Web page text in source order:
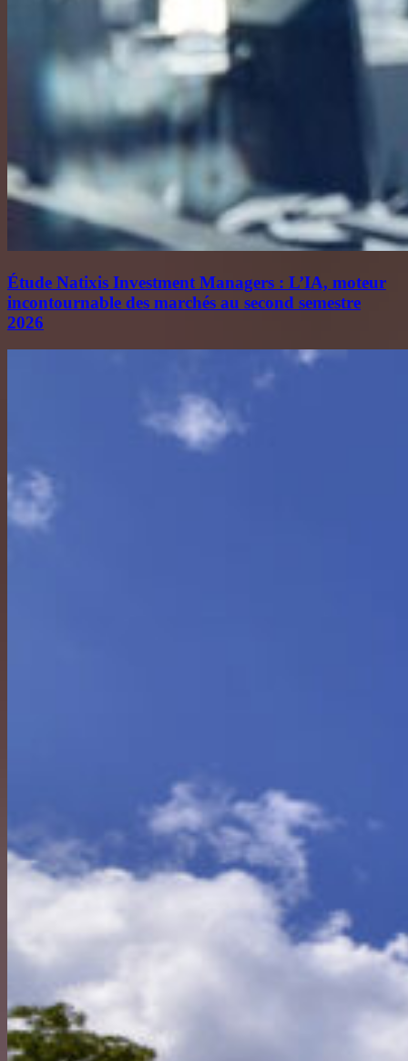
Étude Natixis Investment Managers : L’IA, moteur
incontournable des marchés au second semestre
2026